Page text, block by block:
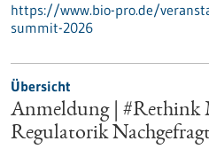
https://www.bio-pro.de/
summit-2026
Übersicht
Anmeldung | #Rethink
Regulatorik